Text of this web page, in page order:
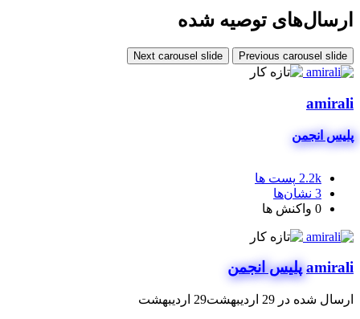
ارسال‌های توصیه شده
Previous carousel slide
Next carousel slide
amirali
پلیس انجمن
2.2k پست ها
3 نشان‌ها
0 واکنش ها
amirali پلیس انجمن
ارسال شده در 29 اردیبهشت 29 اردیبهشت